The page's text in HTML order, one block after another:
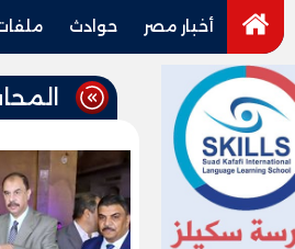
أخبار مصر حوادث